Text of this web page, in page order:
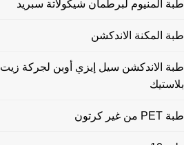
طبة ألمنيوم لبرطمان شيكولاتة سبريد
طبة المكنة الاندكشن
طبة الاندكشن سيل إيزي أوبن لجركة زيت
بلاستيك
طبة PET من غير كرتون